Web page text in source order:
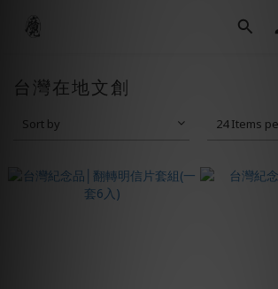
台灣在地文創
Sort by 24 Items